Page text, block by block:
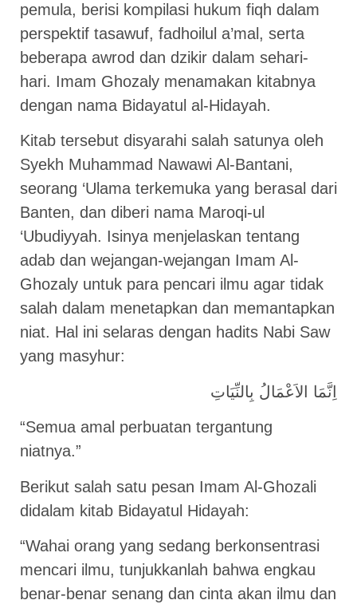
pemula, berisi kompilasi hukum fiqh dalam
perspektif tasawuf, fadhoilul a’mal, serta
beberapa awrod dan dzikir dalam sehari-
hari. Imam Ghozaly menamakan kitabnya
dengan nama Bidayatul al-Hidayah.
Kitab tersebut disyarahi salah satunya oleh
Syekh Muhammad Nawawi Al-Bantani,
seorang ‘Ulama terkemuka yang berasal dari
Banten, dan diberi nama Maroqi-ul
‘Ubudiyyah. Isinya menjelaskan tentang
adab dan wejangan-wejangan Imam Al-
Ghozaly untuk para pencari ilmu agar tidak
salah dalam menetapkan dan memantapkan
niat. Hal ini selaras dengan hadits Nabi Saw
yang masyhur:
اِنَّمَا الاَعْمَالُ بِالنِّيَاتِ
“Semua amal perbuatan tergantung
niatnya.”
Berikut salah satu pesan Imam Al-Ghozali
didalam kitab Bidayatul Hidayah:
“Wahai orang yang sedang berkonsentrasi
mencari ilmu, tunjukkanlah bahwa engkau
benar-benar senang dan cinta akan ilmu dan